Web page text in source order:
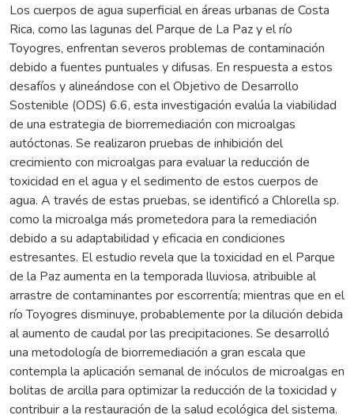
Los cuerpos de agua superficial en áreas urbanas de Costa
Rica, como las lagunas del Parque de La Paz y el río
Toyogres, enfrentan severos problemas de contaminación
debido a fuentes puntuales y difusas. En respuesta a estos
desafíos y alineándose con el Objetivo de Desarrollo
Sostenible (ODS) 6.6, esta investigación evalúa la viabilidad
de una estrategia de biorremediación con microalgas
autóctonas. Se realizaron pruebas de inhibición del
crecimiento con microalgas para evaluar la reducción de
toxicidad en el agua y el sedimento de estos cuerpos de
agua. A través de estas pruebas, se identificó a Chlorella sp.
como la microalga más prometedora para la remediación
debido a su adaptabilidad y eficacia en condiciones
estresantes. El estudio revela que la toxicidad en el Parque
de la Paz aumenta en la temporada lluviosa, atribuible al
arrastre de contaminantes por escorrentía; mientras que en el
río Toyogres disminuye, probablemente por la dilución debida
al aumento de caudal por las precipitaciones. Se desarrolló
una metodología de biorremediación a gran escala que
contempla la aplicación semanal de inóculos de microalgas en
bolitas de arcilla para optimizar la reducción de la toxicidad y
contribuir a la restauración de la salud ecológica del sistema.